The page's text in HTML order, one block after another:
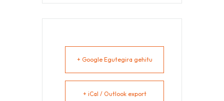
+ Google Egutegira gehitu
+ iCal / Outlook export